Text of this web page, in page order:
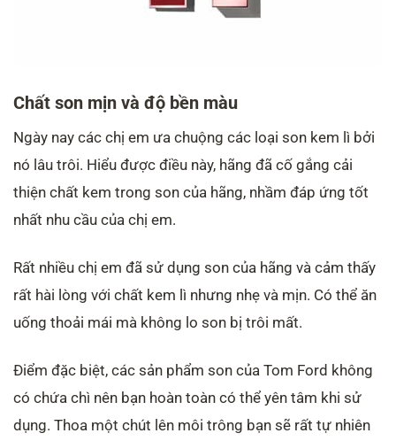
Chất son mịn và độ bền màu
Ngày nay các chị em ưa chuộng các loại son kem lì bởi
nó lâu trôi. Hiểu được điều này, hãng đã cố gắng cải
thiện chất kem trong son của hãng, nhầm đáp ứng tốt
nhất nhu cầu của chị em.
Rất nhiều chị em đã sử dụng son của hãng và cảm thấy
rất hài lòng với chất kem lì nhưng nhẹ và mịn. Có thể ăn
uống thoải mái mà không lo son bị trôi mất.
Điểm đặc biệt, các sản phẩm son của Tom Ford không
có chứa chì nên bạn hoàn toàn có thể yên tâm khi sử
dụng. Thoa một chút lên môi trông bạn sẽ rất tự nhiên